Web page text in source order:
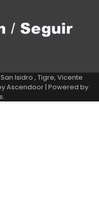
Isidro , Tigre, Vicente
Ascendoor| Powered by
.